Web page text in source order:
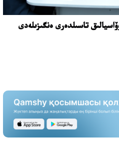
تاسىلدەرى ەنگىزىلەدى